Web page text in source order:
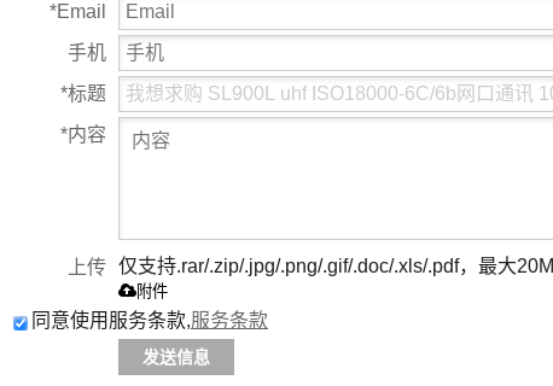
*Email
手机
*标题
*内容
上传 仅支持.rar/.zip/.jpg/.png/.gif/.doc/.xls/.pdf，最大20M
附件
同意使用服务条款,服务条款
发送信息